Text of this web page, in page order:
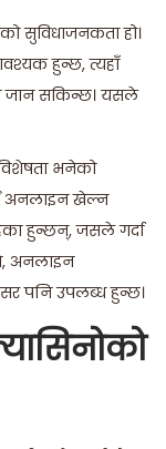
सुविधाजनकता हो।
हुन्छ, त्यहाँ
जान सकिन्छ। यसले
भनेको
अनलाइन खेल्न
हुन्छन्, जसले गर्दा
अनलाइन
पनि उपलब्ध हुन्छ।